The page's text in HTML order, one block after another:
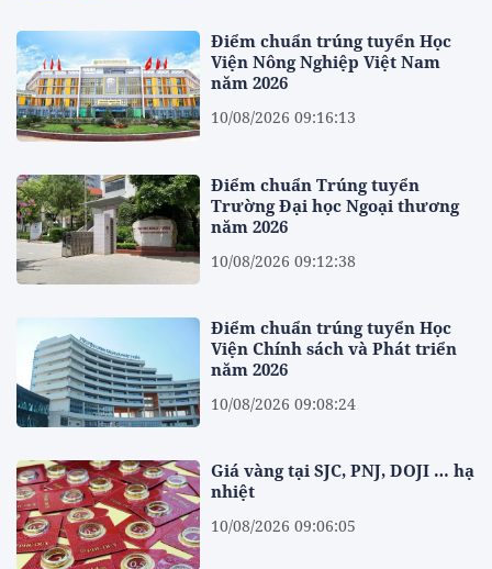
Điểm chuẩn trúng tuyển Học
Viện Nông Nghiệp Việt Nam
năm 2026
10/08/2026 09:16:13
Điểm chuẩn Trúng tuyển
Trường Đại học Ngoại thương
năm 2026
10/08/2026 09:12:38
Điểm chuẩn trúng tuyển Học
Viện Chính sách và Phát triển
năm 2026
10/08/2026 09:08:24
Giá vàng tại SJC, PNJ, DOJI … hạ
nhiệt
10/08/2026 09:06:05